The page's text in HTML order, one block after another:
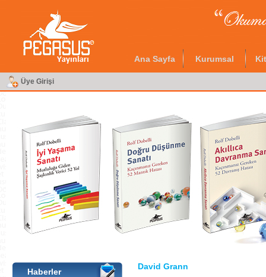
Ana Sayfa Kurumsal
Üye Girişi
Haberler
David Grann